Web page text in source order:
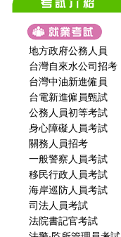
地方政府公務人員
台灣自來水公司招考
台灣中油新進僱員
台電新進僱員甄試
公務人員初等考試
身心障礙人員考試
關務人員招考
一般警察人員考試
移民行政人員考試
海岸巡防人員考試
司法人員考試
法院書記官考試